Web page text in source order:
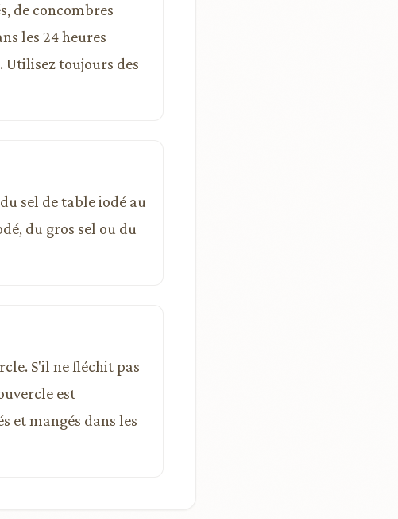
de concombres
les 24 heures
toujours des
sel de table iodé au
du gros sel ou du
S'il ne fléchit pas
est
et mangés dans les